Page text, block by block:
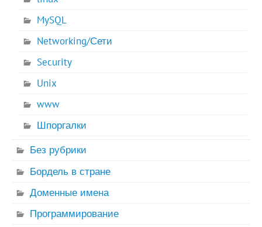
MySQL
Networking/Сети
Security
Unix
www
Шпоргалки
Без рубрики
Бордель в стране
Доменные имена
Программирование